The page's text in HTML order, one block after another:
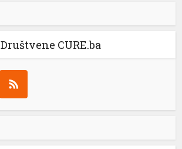
Društvene CURE.ba